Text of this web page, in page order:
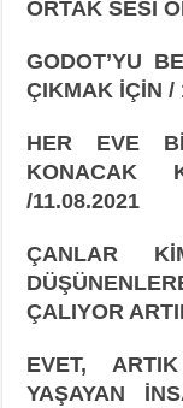
ORTAK SESİ
GODOT’YU
ÇIKMAK İÇİN /
HER EVE
KONACAK
/11.08.2021
ÇANLAR
ÇALIYOR
EVET,
YAŞAYAN